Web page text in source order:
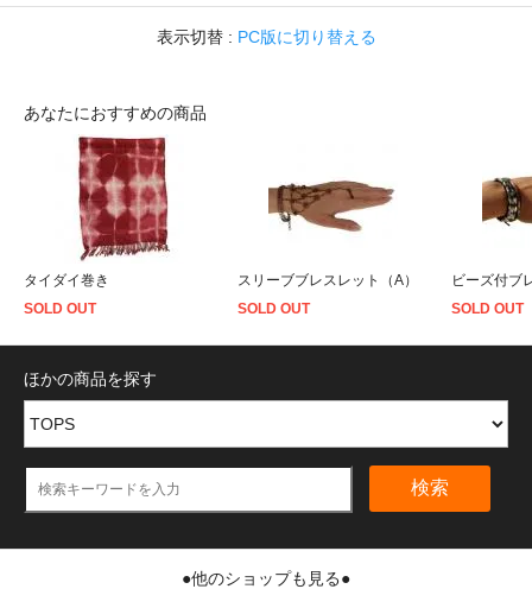
表示切替 : PC版に切り替える
あなたにおすすめの商品
タイダイ巻き
SOLD OUT
スリーブブレスレット（A）
SOLD OUT
ビーズ付ブ
SOLD OUT
ほかの商品を探す
検索
●他のショップも見る●